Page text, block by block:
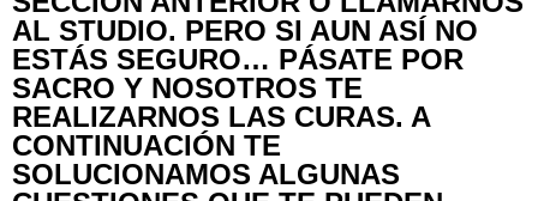
AL STUDIO. PERO SI AUN ASÍ NO
ESTÁS SEGURO… PÁSATE POR
SACRO Y NOSOTROS TE
REALIZARNOS LAS CURAS. A
CONTINUACIÓN TE
SOLUCIONAMOS ALGUNAS